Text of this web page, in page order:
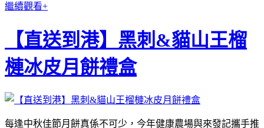
繼續觀看+
【直送到港】黑刺&貓山王榴
槤冰皮月餅禮盒
每逢中秋佳節月餅真係不可少，今年健康農場與來發記攜手推